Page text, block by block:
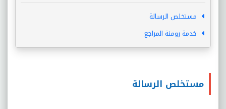
مستخلص الرسالة
خدمة رومنة المراجع
مستخلص الرسالة